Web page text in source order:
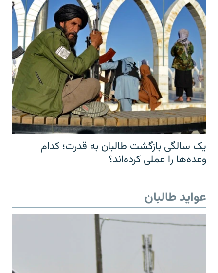
یک سالگی بازگشت طالبان به قدرت؛ کدام
وعده‌ها را عملی کرده‌اند؟
عواید طالبان